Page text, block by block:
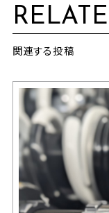
関連する投稿